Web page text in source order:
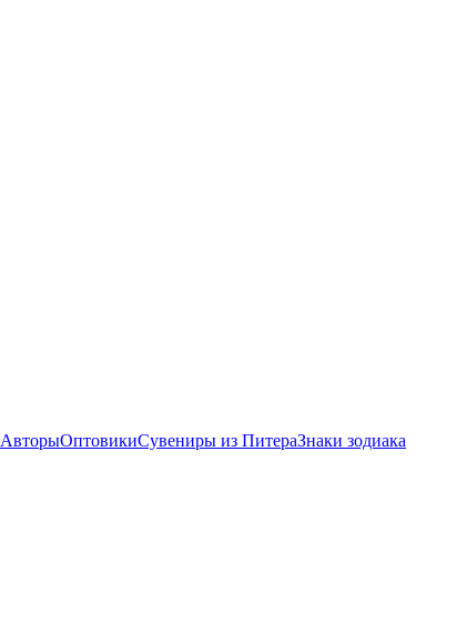
АвторыОптовикиСувениры из ПитераЗнаки зодиака